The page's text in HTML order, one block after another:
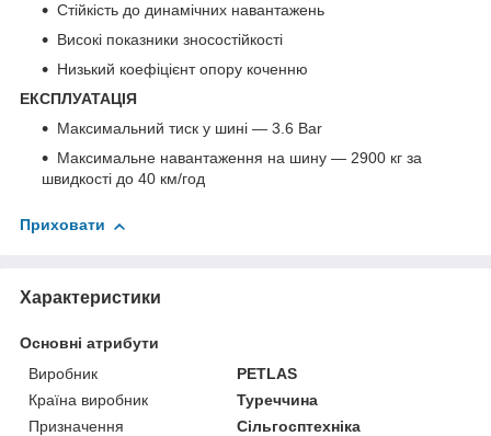
Стійкість до динамічних навантажень
Високі показники зносостійкості
Низький коефіцієнт опору коченню
ЕКСПЛУАТАЦІЯ
Максимальний тиск у шині — 3.6 Bar
Максимальне навантаження на шину — 2900 кг за
швидкості до 40 км/год
Приховати
Характеристики
Основні атрибути
Виробник
PETLAS
Країна виробник
Туреччина
Призначення
Сільгосптехніка